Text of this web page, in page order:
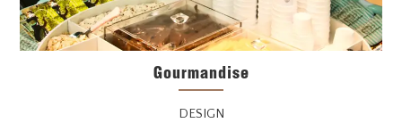
Gourmandise
DESIGN